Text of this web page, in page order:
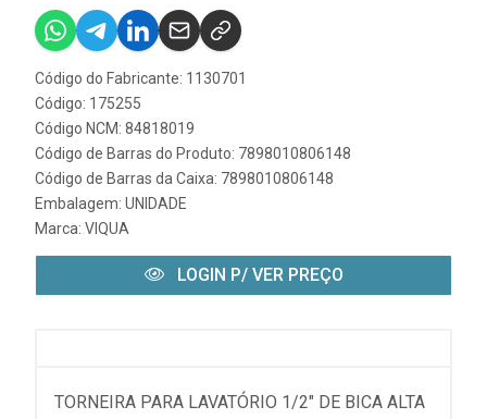
Código do Fabricante: 1130701
Código: 175255
Código NCM: 84818019
Código de Barras do Produto: 7898010806148
Código de Barras da Caixa: 7898010806148
Embalagem: UNIDADE
Marca: VIQUA
LOGIN P/ VER PREÇO
TORNEIRA PARA LAVATÓRIO 1/2" DE BICA ALTA